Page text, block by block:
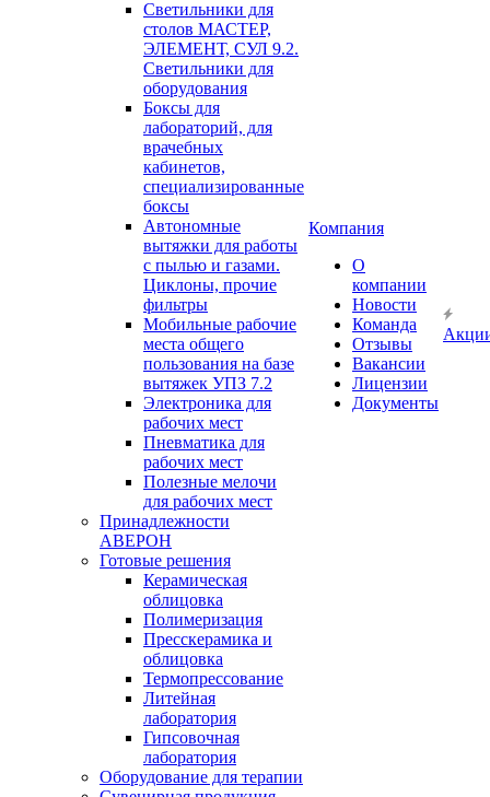
Светильники для
столов МАСТЕР,
ЭЛЕМЕНТ, СУЛ 9.2.
Светильники для
оборудования
Боксы для
лабораторий, для
врачебных
кабинетов,
специализированные
боксы
Автономные
вытяжки для работы
с пылью и газами.
Циклоны, прочие
фильтры
Мобильные рабочие
места общего
пользования на базе
вытяжек УПЗ 7.2
Электроника для
рабочих мест
Пневматика для
рабочих мест
Полезные мелочи
для рабочих мест
Принадлежности
АВЕРОН
Готовые решения
Керамическая
облицовка
Полимеризация
Пресскерамика и
облицовка
Термопрессование
Литейная
лаборатория
Гипсовочная
лаборатория
Оборудование для терапии
Компания
О
компании
Новости
Команда
Отзывы
Вакансии
Лицензии
Документы